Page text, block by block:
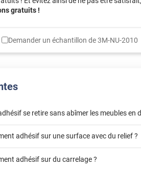
gratuits !
Demander un échantillon de3M-NU-2010
se retire sans abîmer les meubles en
adhésif sur une surface avec du relief ?
adhésif sur du carrelage ?